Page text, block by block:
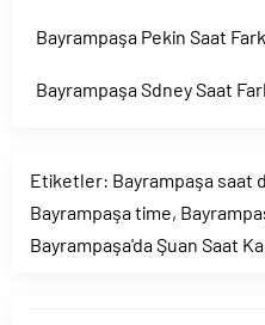
Bayrampaşa Pekin Saat
Bayrampaşa Sdney Saat
Etiketler: Bayrampaşa saat
Bayrampaşa time,
Bayrampaşa'da Şuan Saat